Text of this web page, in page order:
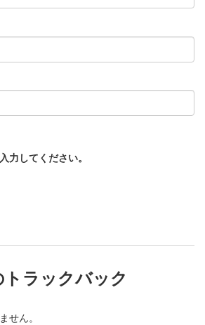
力してください。
ラックバック
せん。